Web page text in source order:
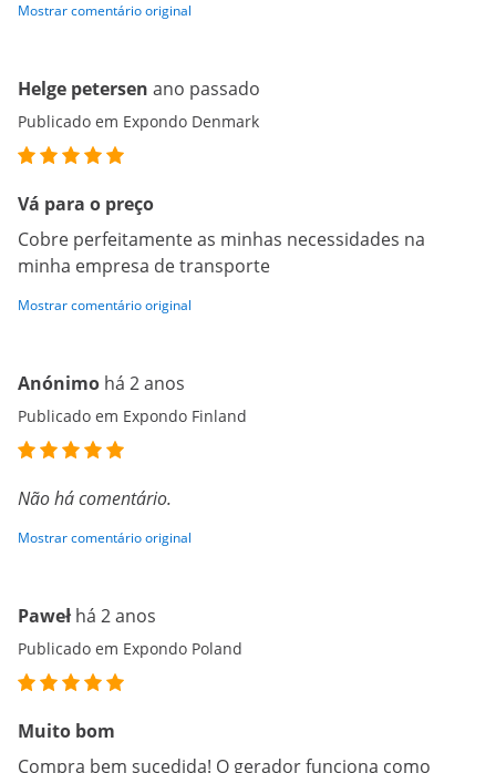
Mostrar comentário original
Helge petersen ano passado
Publicado em Expondo Denmark
Vá para o preço
Cobre perfeitamente as minhas necessidades na
minha empresa de transporte
Mostrar comentário original
Anónimo há 2 anos
Publicado em Expondo Finland
Não há comentário.
Mostrar comentário original
Paweł há 2 anos
Publicado em Expondo Poland
Muito bom
Compra bem sucedida! O gerador funciona como